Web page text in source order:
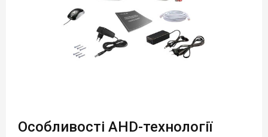
Особливості AHD-технології